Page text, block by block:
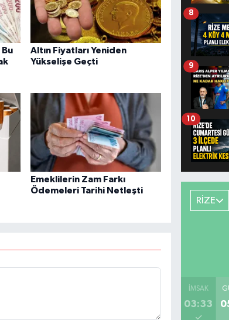
Altın Fiyatları Yeniden
Yükselişe Geçti
Emeklilerin Zam Farkı
Ödemeleri Tarihi Netleşti
8
9
10
RİZE
İMSAK
03:33